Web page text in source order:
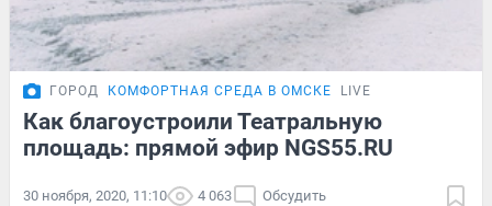
ГОРОД КОМФОРТНАЯ СРЕДА В ОМСКЕ LIVE
Как благоустроили Театральную
площадь: прямой эфир NGS55.RU
30 ноября, 2020, 11:10 4 063 Обсудить